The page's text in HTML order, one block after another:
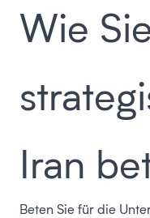
Wie
Iran
Beten Sie für die